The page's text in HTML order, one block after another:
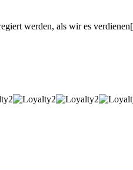
werden, als wir es